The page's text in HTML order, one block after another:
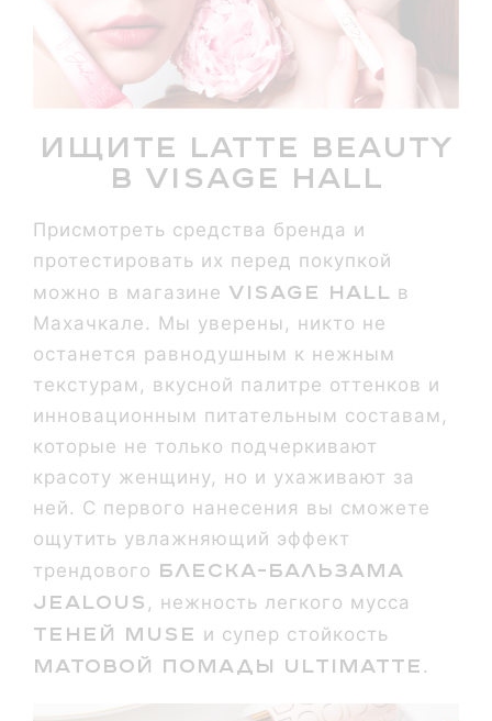
Ищите Latte Beauty
в Visage Hall
Присмотреть средства бренда и
протестировать их перед покупкой
можно в магазине Visage Hall в
Махачкале. Мы уверены, никто не
останется равнодушным к нежным
текстурам, вкусной палитре оттенков и
инновационным питательным составам,
которые не только подчеркивают
красоту женщину, но и ухаживают за
ней. С первого нанесения вы сможете
ощутить увлажняющий эффект
трендового блеска-бальзама
Jealous , нежность легкого мусса
теней Muse и супер стойкость
матовой помады Ultimatte .